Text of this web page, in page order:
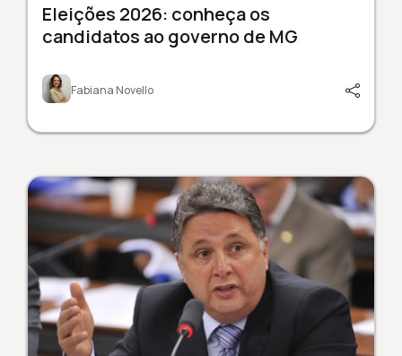
Eleições 2026: conheça os
candidatos ao governo de MG
Fabiana Novello